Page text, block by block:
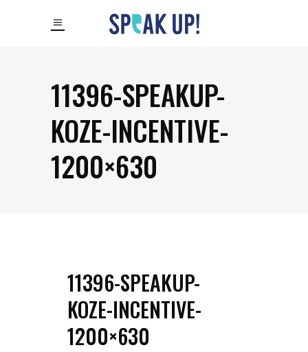
11396-SPEAKUP-
KOZE-INCENTIVE-
1200×630
11396-SPEAKUP-
KOZE-INCENTIVE-
1200×630